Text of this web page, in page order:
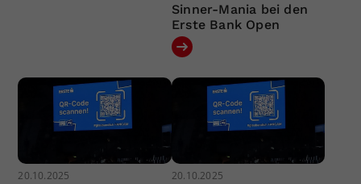
Sinner-Mania bei den
Erste Bank Open
20.10.2025 20.10.2025